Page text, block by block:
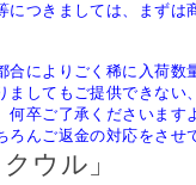
つきましては、まず
によりごく稀に入荷数
してもご提供できない
卒ご了承くださいます
んご返金の対応をさせ
ウル」